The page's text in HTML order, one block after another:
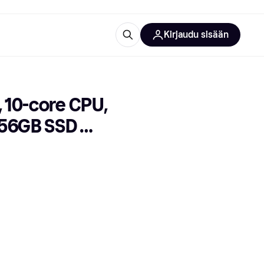
Kirjaudu sisään
core CPU,
SSD